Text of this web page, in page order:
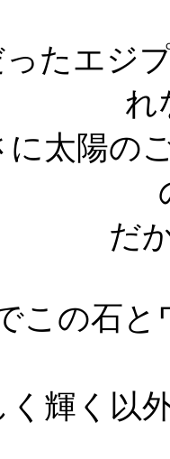
たエジ
れ
に太陽の
だ
この石
く輝く以